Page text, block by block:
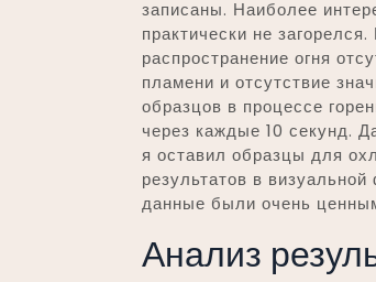
записаны. Наиболее
практически не
распространение огня
пламени и отсутствие
образцов в процессе
через каждые 10 секунд.
я оставил образцы для
результатов в
данные были очень
Анализ